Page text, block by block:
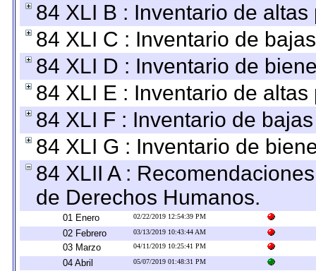
84 XLI B : Inventario de
84 XLI C : Inventario de
84 XLI D : Inventario de
84 XLI E : Inventario de
84 XLI F : Inventario de
84 XLI G : Inventario de
84 XLII A :
de Derechos Humanos.
01 Enero 02/22/2019 12:54:39 PM
02 Febrero 03/13/2019 10:43:44 AM
03 Marzo 04/11/2019 10:25:41 PM
04 Abril 05/07/2019 01:48:31 PM